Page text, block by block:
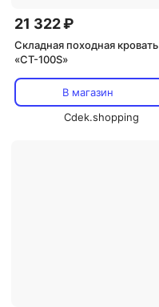
21 322 ₽
Складная походная кровать
«CT-100S»
В магазин
Cdek.shopping